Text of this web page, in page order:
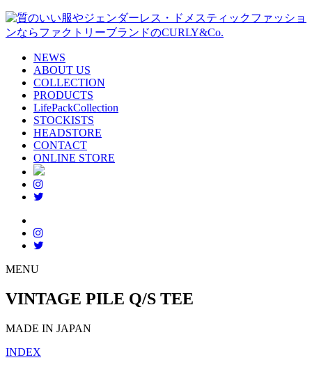
NEWS
ABOUT US
COLLECTION
PRODUCTS
LifePackCollection
STOCKISTS
HEADSTORE
CONTACT
ONLINE STORE
MENU
VINTAGE PILE Q/S TEE
MADE IN JAPAN
INDEX